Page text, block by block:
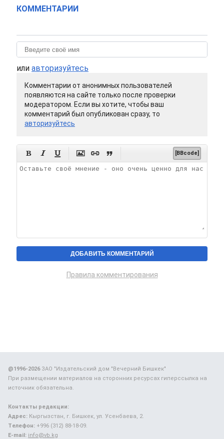
КОММЕНТАРИИ
или авторизуйтесь
Комментарии от анонимных пользователей
появляются на сайте только после проверки
модератором. Если вы хотите, чтобы ваш
комментарий был опубликован сразу, то
авторизуйтесь
      [BBcode]
Правила комментирования
@1996-2026ЗАО "Издательский дом "Вечерний Бишкек"
При размещении материалов на сторонних ресурсах гиперссылка на
источник обязательна.
Контакты редакции:
Адрес: Кыргызстан, г. Бишкек, ул. Усенбаева, 2.
Телефон: +996 (312) 88-18-09.
E-mail: info@vb.kg